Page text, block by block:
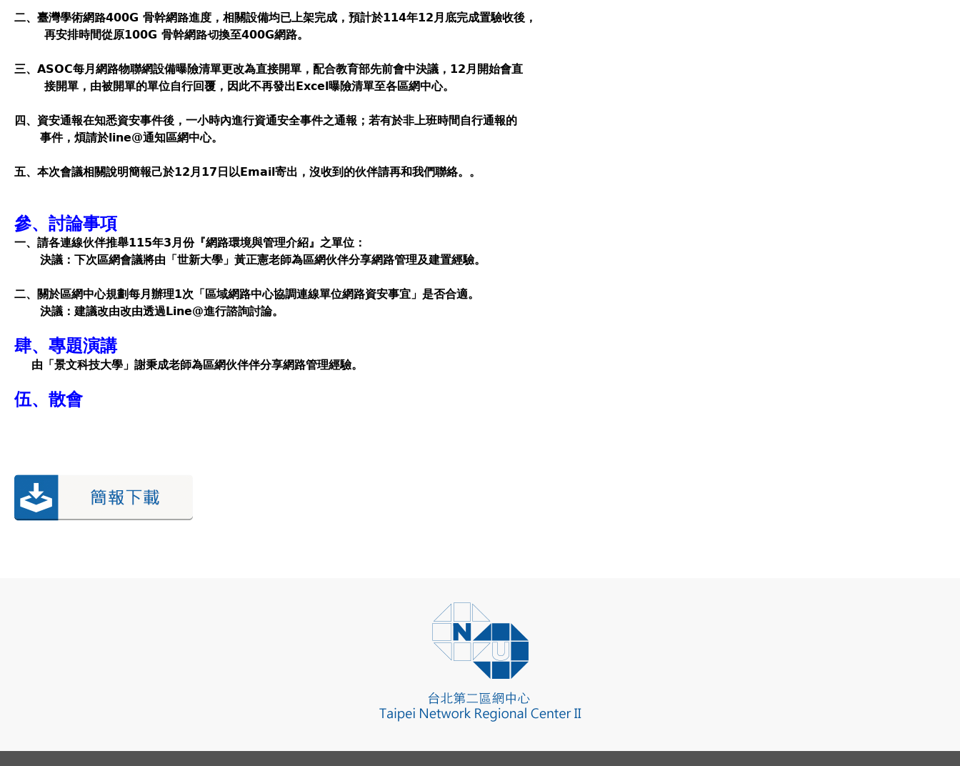
二、 臺灣學術網路400G 骨幹網路進度，相關設備均已上架完成，預計於114年12月底完成置驗收後，
再安排時間從原100G 骨幹網路切換至400G網路。
三、ASOC每月網路物聯網設備曝險清單更改為直接開單，配合教育部先前會中決議，12月開始會直
接開單，由被開單的單位自行回覆，因此不再發出Excel曝險清單至各區網中心。
四、資安通報在知悉資安事件後，一小時內進行資通安全事件之通報；若有於非上班時間自行通報的
事件，煩請於line@通知區網中心。
五、本次會議相關說明簡報己於12月17日以Email寄出，沒收到的伙伴請再和我們聯絡。。
參、討論事項
一、 請各連線伙伴推舉115年3月份『網路環境與管理介紹』之單位：
決議： 下次區網會議將由「世新大學」黃正憲​老師為區網伙伴分享網路管理及建置經驗。
二、
關於區網中心規劃每月辦理1次「區域網路中心協調連線單位網路資安事宜」是否合適。
決議：建議改由改由透過Line@進行諮詢討論。
肆、專題演講
由「景文科技大學」謝秉成老師為區網伙伴伴分享網路管理經驗。
伍、散會